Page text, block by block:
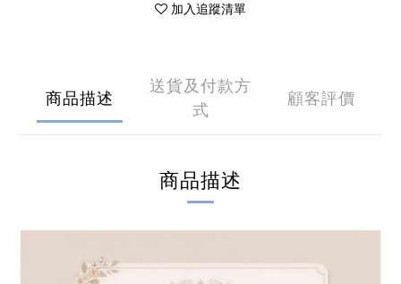
加入追蹤清單
商品描述
送貨及付款方
式
顧客評價
商品描述